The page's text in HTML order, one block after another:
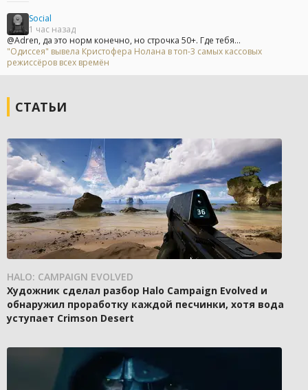
Social
1 час назад
@Adren, да это норм конечно, но строчка 50+. Где тебя...
"Одиссея" вывела Кристофера Нолана в топ-3 самых кассовых
режиссёров всех времён
СТАТЬИ
HALO: CAMPAIGN EVOLVED
Художник сделал разбор Halo Campaign Evolved и
обнаружил проработку каждой песчинки, хотя вода
уступает Crimson Desert